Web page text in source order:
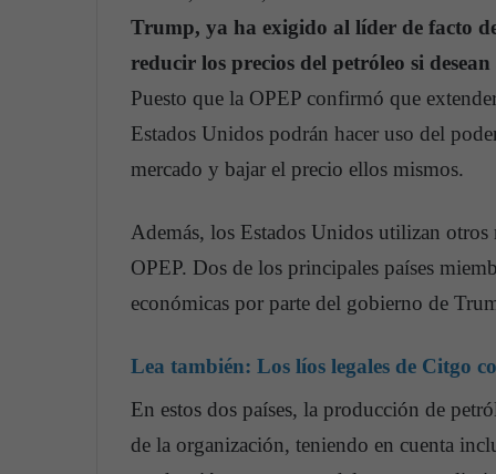
Trump, ya ha exigido al líder de facto
reducir los precios del petróleo si
Puesto que la OPEP confirmó que
Estados Unidos podrán hacer uso del
mercado y bajar el precio ellos mismos.
Además, los Estados Unidos utilizan
OPEP. Dos de los principales países
económicas por parte del gobierno de
Lea también: Los líos legales de Citgo
En estos dos países, la producción de
de la organización, teniendo en cuenta